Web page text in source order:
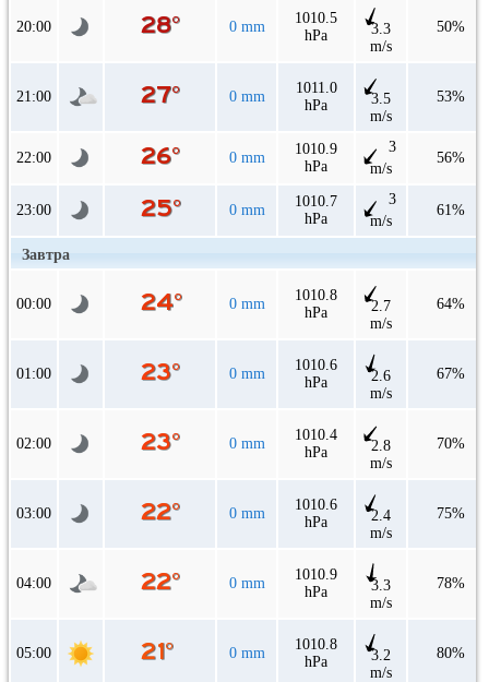
20:00 0 mm
1010.5
hPa
3.3
m/s
50%
21:00 0 mm
1011.0
hPa
3.5
m/s
53%
22:00 0 mm
1010.9
hPa
3
m/s
56%
23:00 0 mm
1010.7
hPa
3
m/s
61%
Завтра
00:00 0 mm
1010.8
hPa
2.7
m/s
64%
01:00 0 mm
1010.6
hPa
2.6
m/s
67%
02:00 0 mm
1010.4
hPa
2.8
m/s
70%
03:00 0 mm
1010.6
hPa
2.4
m/s
75%
04:00 0 mm
1010.9
hPa
3.3
m/s
78%
05:00 0 mm
1010.8
hPa
3.2
m/s
80%